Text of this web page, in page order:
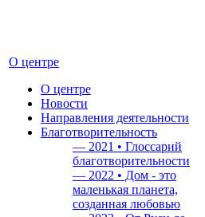
О центре
О центре
Новости
Направления деятельности
Благотворительность
— 2021 • Глоссарий
благотворительности
— 2022 • Дом - это
маленькая планета,
созданная любовью